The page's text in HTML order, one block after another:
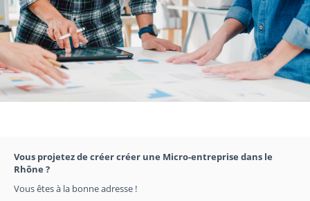
Vous projetez de créer créer une Micro-entreprise dans le
Rhône ?
Vous êtes à la bonne adresse !